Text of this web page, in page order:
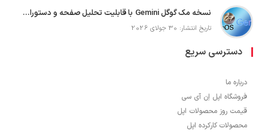
نسخه مک گوگل Gemini با قابلیت تحلیل صفحه و دستورات صوتی در به‌روزرسانی جدید
تاریخ انتشار: 30 جولای 2026
دسترسی سریع
درباره ما
فروشگاه اپل اِن آی سی
قیمت روز محصولات اپل
محصولات کارکرده اپل